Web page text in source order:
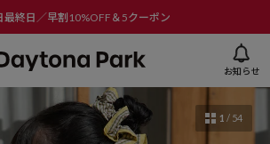
最終日／早割10%OFF＆5クーポン
お知らせ
1 / 54